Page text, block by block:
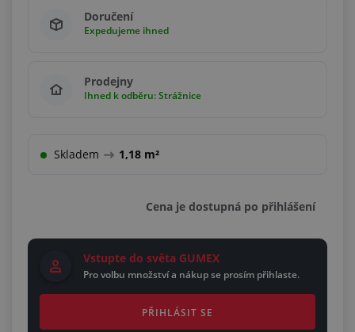
Doručení
Expedujeme ihned
Prodejny
Ihned k odběru: Strážnice
Skladem 1,18 m²
Cena je dostupná po přihlášení
Vstupte do světa GUMEX
Pro volbu množství a nákup se prosím přihlaste.
PŘIHLÁSIT SE